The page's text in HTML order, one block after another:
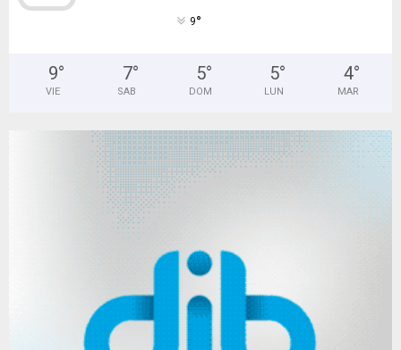
9°
9°
VIE
7°
SAB
5°
DOM
5°
LUN
4°
MAR